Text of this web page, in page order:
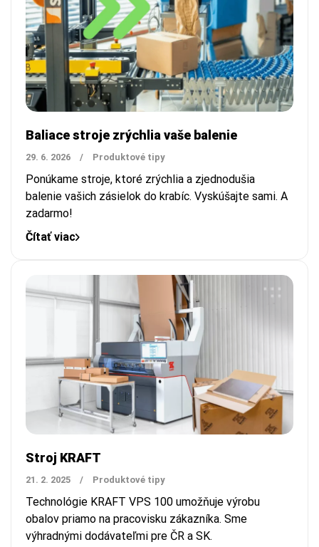
Baliace stroje zrýchlia vaše balenie
29. 6. 2026 / Produktové tipy
Ponúkame stroje, ktoré zrýchlia a zjednodušia
balenie vašich zásielok do krabíc. Vyskúšajte sami. A
zadarmo!
Čítať viac
Stroj KRAFT
21. 2. 2025 / Produktové tipy
Technológie KRAFT VPS 100 umožňuje výrobu
obalov priamo na pracovisku zákazníka. Sme
výhradnými dodávateľmi pre ČR a SK.